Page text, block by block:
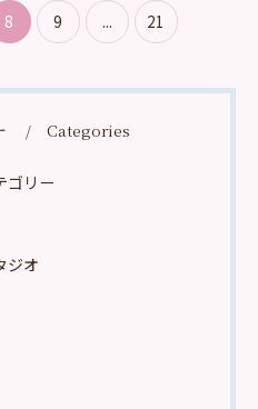
8 9 ... 21
Categories
ゴリー
ジオ